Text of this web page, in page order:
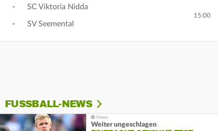
-
-
SC Viktoria Nidda
SV Seemental
15:00
FUSSBALL-NEWS
Weiter ungeschlagen